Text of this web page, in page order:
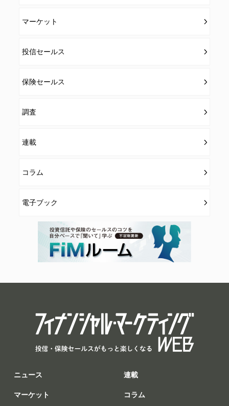
マーケット
投信セールス
保険セールス
調査
連載
コラム
電子ブック
ニュース
マーケット
連載
コラム